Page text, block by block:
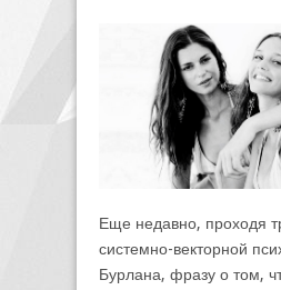
Еще недавно, проходя
системно-векторной
Бурлана, фразу о том,